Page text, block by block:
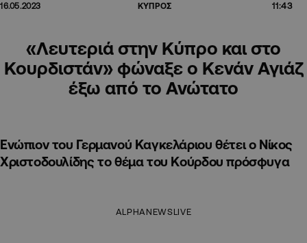
16.05.2023 ΚΥΠΡΟΣ 11:43
«Λευτεριά στην Κύπρο και στο
Κουρδιστάν» φώναξε ο Κενάν Αγιάζ
έξω από το Ανώτατο
Ενώπιον του Γερμανού Καγκελάριου θέτει ο Νίκος
Χριστοδουλίδης το θέμα του Κούρδου πρόσφυγα
ALPHANEWSLIVE